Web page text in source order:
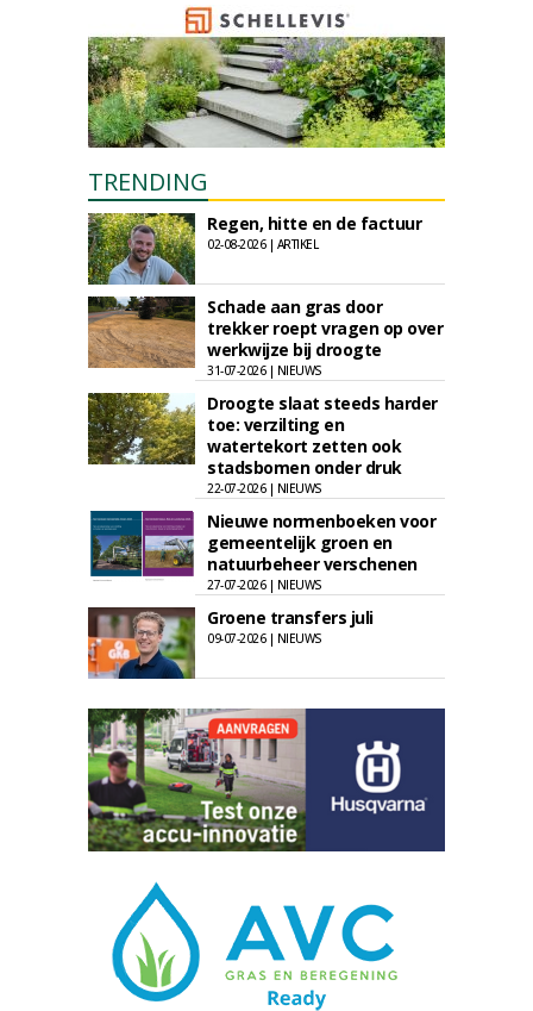
TRENDING
Regen, hitte en de factuur
02-08-2026 | ARTIKEL
Schade aan gras door
trekker roept vragen op over
werkwijze bij droogte
31-07-2026 | NIEUWS
Droogte slaat steeds harder
toe: verzilting en
watertekort zetten ook
stadsbomen onder druk
22-07-2026 | NIEUWS
Nieuwe normenboeken voor
gemeentelijk groen en
natuurbeheer verschenen
27-07-2026 | NIEUWS
Groene transfers juli
09-07-2026 | NIEUWS